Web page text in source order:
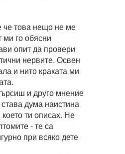
че това нещо не ме
ми го обясни
опит да провери
нервите. Освен
и нито краката ми
и друго мнение
дума наистина
ти описах. Не
- те са
при всяко дете